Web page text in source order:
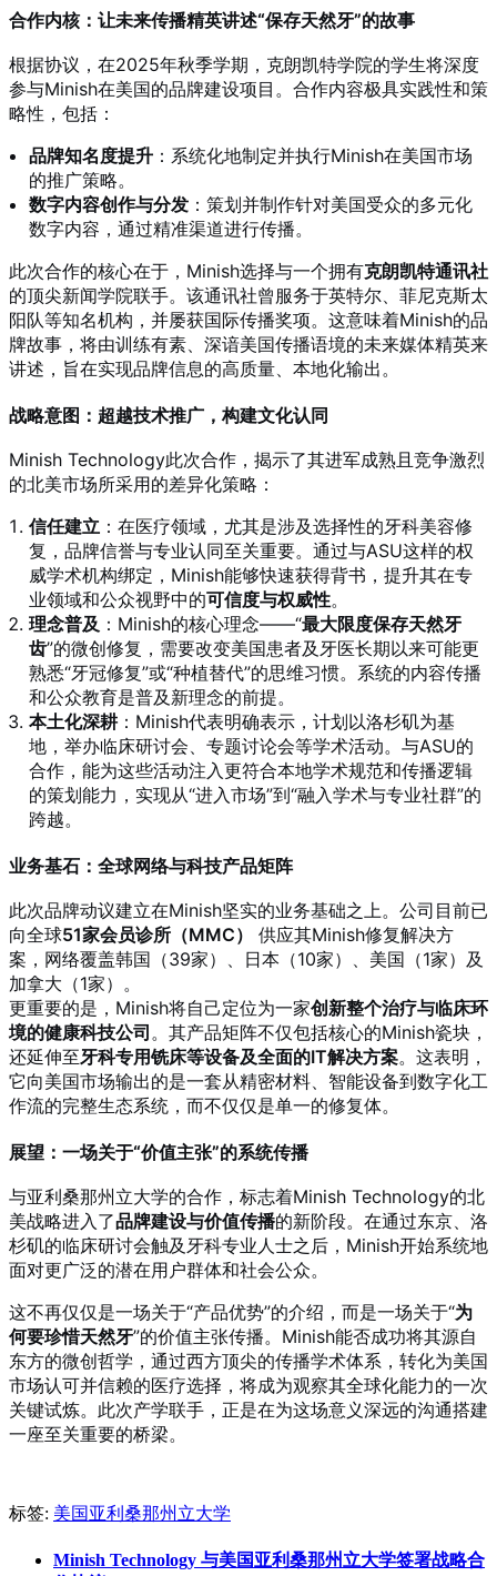
合作内核：让未来传播精英讲述“保存天然牙”的故事
根据协议，在2025年秋季学期，克朗凯特学院的学生将深度
参与Minish在美国的品牌建设项目。合作内容极具实践性和策
略性，包括：
品牌知名度提升 ：系统化地制定并执行Minish在美国市场
的推广策略。
数字内容创作与分发 ：策划并制作针对美国受众的多元化
数字内容，通过精准渠道进行传播。
此次合作的核心在于，Minish选择与一个拥有克朗凯特通讯社
的顶尖新闻学院联手。该通讯社曾服务于英特尔、菲尼克斯太
阳队等知名机构，并屡获国际传播奖项。这意味着Minish的品
牌故事，将由训练有素、深谙美国传播语境的未来媒体精英来
讲述，旨在实现品牌信息的高质量、本地化输出。
战略意图：超越技术推广，构建文化认同
Minish Technology此次合作，揭示了其进军成熟且竞争激烈
的北美市场所采用的差异化策略：
信任建立 ：在医疗领域，尤其是涉及选择性的牙科美容修
复，品牌信誉与专业认同至关重要。通过与ASU这样的权
威学术机构绑定，Minish能够快速获得背书，提升其在专
业领域和公众视野中的可信度与权威性。
理念普及 ：Minish的核心理念——“最大限度保存天然牙
齿”的微创修复，需要改变美国患者及牙医长期以来可能更
熟悉“牙冠修复”或“种植替代”的思维习惯。系统的内容传播
和公众教育是普及新理念的前提。
本土化深耕：Minish代表明确表示，计划以洛杉矶为基
地，举办临床研讨会、专题讨论会等学术活动。与ASU的
合作，能为这些活动注入更符合本地学术规范和传播逻辑
的策划能力，实现从“进入市场”到“融入学术与专业社群”的
跨越。
业务基石：全球网络与科技产品矩阵
此次品牌动议建立在Minish坚实的业务基础之上。公司目前已
向全球51家会员诊所（MMC）
供应其Minish修复解决方
案，网络覆盖韩国（39家）、日本（10家）、美国（1家）及
加拿大（1家）。
更重要的是，Minish将自己定位为一家创新整个治疗与临床环
境的健康科技公司 。其产品矩阵不仅包括核心的Minish瓷块，
还延伸至牙科专用铣床等设备及全面的IT解决方案。这表明，
它向美国市场输出的是一套从精密材料、智能设备到数字化工
作流的完整生态系统，而不仅仅是单一的修复体。
展望：一场关于“价值主张”的系统传播
与亚利桑那州立大学的合作，标志着Minish Technology的北
美战略进入了品牌建设与价值传播的新阶段。在通过东京、洛
杉矶的临床研讨会触及牙科专业人士之后，Minish开始系统地
面对更广泛的潜在用户群体和社会公众。
这不再仅仅是一场关于“产品优势”的介绍，而是一场关于“为
何要珍惜天然牙”的价值主张传播。Minish能否成功将其源自
东方的微创哲学，通过西方顶尖的传播学术体系，转化为美国
市场认可并信赖的医疗选择，将成为观察其全球化能力的一次
关键试炼。此次产学联手，正是在为这场意义深远的沟通搭建
一座至关重要的桥梁。
标签: 美国亚利桑那州立大学
Minish Technology 与美国亚利桑那州立大学签署战略合